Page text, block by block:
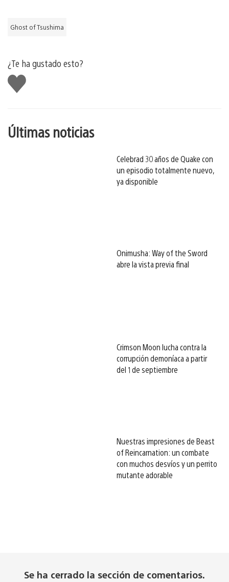
Ghost of Tsushima
¿Te ha gustado esto?
Me
gusta
esto
Últimas noticias
Celebrad 30 años de Quake con
un episodio totalmente nuevo,
ya disponible
Onimusha: Way of the Sword
abre la vista previa final
Crimson Moon lucha contra la
corrupción demoníaca a partir
del 1 de septiembre
Nuestras impresiones de Beast
of Reincarnation: un combate
con muchos desvíos y un perrito
mutante adorable
Se ha cerrado la sección de comentarios.